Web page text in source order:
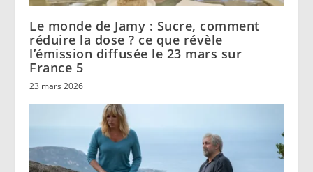
Le monde de Jamy : Sucre, comment
réduire la dose ? ce que révèle
l’émission diffusée le 23 mars sur
France 5
23 mars 2026